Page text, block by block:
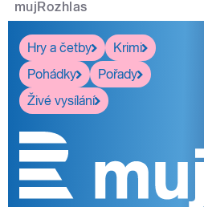
mujRozhlas
Hry a četby
Krimi
Pohádky
Pořady
Živé vysílání